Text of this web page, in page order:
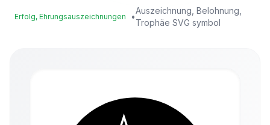
Erfolg, Ehrungsauszeichnungen •
Auszeichnung, Belohnung,
Trophäe SVG symbol